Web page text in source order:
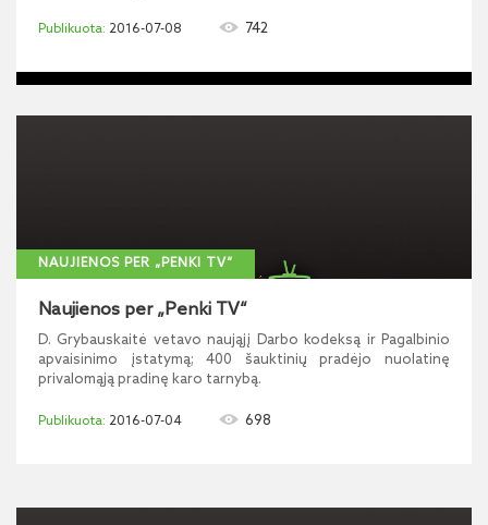
2016-07-08 742
NAUJIENOS PER „PENKI TV“
Naujienos per „Penki TV“
D. Grybauskaitė vetavo naująjį Darbo kodeksą ir Pagalbinio
apvaisinimo įstatymą; 400 šauktinių pradėjo nuolatinę
privalomąją pradinę karo tarnybą.
2016-07-04 698